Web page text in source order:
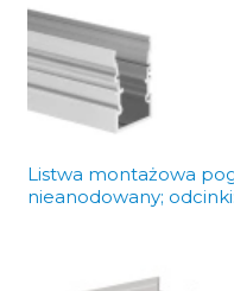
Listwa montażowa
nieanodowany;